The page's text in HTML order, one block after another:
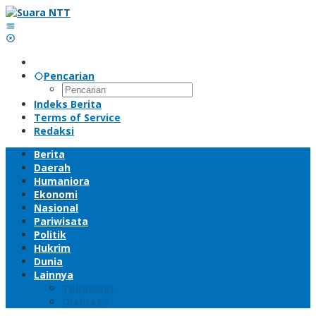
Lewati
ke
konten
Pencarian
Indeks Berita
Terms of Service
Redaksi
Berita
Daerah
Humaniora
Ekonomi
Nasional
Pariwisata
Politik
Hukrim
Dunia
Lainnya
Teknologi
Olahraga